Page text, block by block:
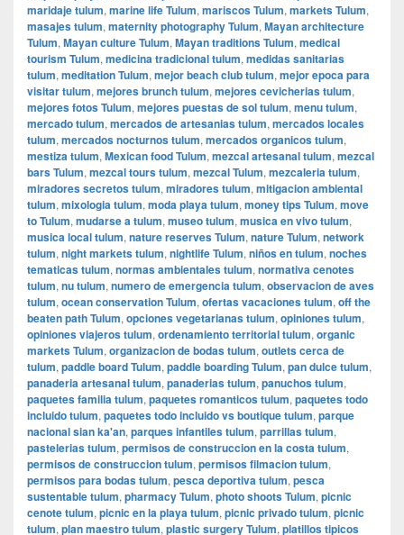
maridaje tulum, marine life Tulum, mariscos Tulum, markets Tulum,
masajes tulum, maternity photography Tulum, Mayan architecture
Tulum, Mayan culture Tulum, Mayan traditions Tulum, medical
tourism Tulum, medicina tradicional tulum, medidas sanitarias
tulum, meditation Tulum, mejor beach club tulum, mejor epoca para
visitar tulum, mejores brunch tulum, mejores cevicherias tulum,
mejores fotos Tulum, mejores puestas de sol tulum, menu tulum,
mercado tulum, mercados de artesanias tulum, mercados locales
tulum, mercados nocturnos tulum, mercados organicos tulum,
mestiza tulum, Mexican food Tulum, mezcal artesanal tulum, mezcal
bars Tulum, mezcal tours tulum, mezcal Tulum, mezcaleria tulum,
miradores secretos tulum, miradores tulum, mitigacion ambiental
tulum, mixologia tulum, moda playa tulum, money tips Tulum, move
to Tulum, mudarse a tulum, museo tulum, musica en vivo tulum,
musica local tulum, nature reserves Tulum, nature Tulum, network
tulum, night markets tulum, nightlife Tulum, niños en tulum, noches
tematicas tulum, normas ambientales tulum, normativa cenotes
tulum, nu tulum, numero de emergencia tulum, observacion de aves
tulum, ocean conservation Tulum, ofertas vacaciones tulum, off the
beaten path Tulum, opciones vegetarianas tulum, opiniones tulum,
opiniones viajeros tulum, ordenamiento territorial tulum, organic
markets Tulum, organizacion de bodas tulum, outlets cerca de
tulum, paddle board Tulum, paddle boarding Tulum, pan dulce tulum,
panaderia artesanal tulum, panaderias tulum, panuchos tulum,
paquetes familia tulum, paquetes romanticos tulum, paquetes todo
incluido tulum, paquetes todo incluido vs boutique tulum, parque
nacional sian ka'an, parques infantiles tulum, parrillas tulum,
pastelerias tulum, permisos de construccion en la costa tulum,
permisos de construccion tulum, permisos filmacion tulum,
permisos para bodas tulum, pesca deportiva tulum, pesca
sustentable tulum, pharmacy Tulum, photo shoots Tulum, picnic
cenote tulum, picnic en la playa tulum, picnic privado tulum, picnic
tulum, plan maestro tulum, plastic surgery Tulum, platillos tipicos